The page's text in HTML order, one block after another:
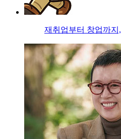
재취업부터 창업까